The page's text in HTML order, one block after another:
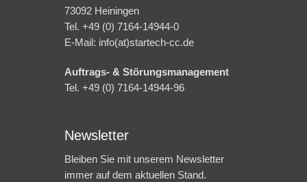
73092 Heiningen
Tel. +49 (0) 7164-14944-0
E-Mail: info(at)startech-cc.de
Auftrags- & Störungsmanagement
Tel. +49 (0) 7164-14944-96
Newsletter
Bleiben Sie mit unserem Newsletter
immer auf dem aktuellen Stand.